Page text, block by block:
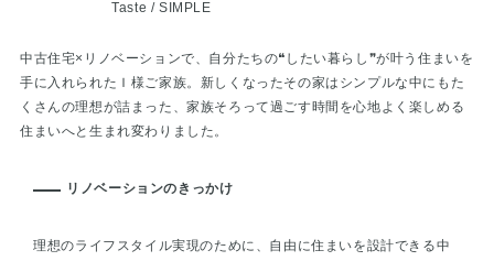
Taste /SIMPLE
中古住宅×リノベーションで、自分たちの❝したい暮らし❞が叶う住まいを
手に入れられたＩ様ご家族。新しくなったその家はシンプルな中にもた
くさんの理想が詰まった、家族そろって過ごす時間を心地よく楽しめる
住まいへと生まれ変わりました。
リノベーションのきっかけ
理想のライフスタイル実現のために、自由に住まいを設計できる中